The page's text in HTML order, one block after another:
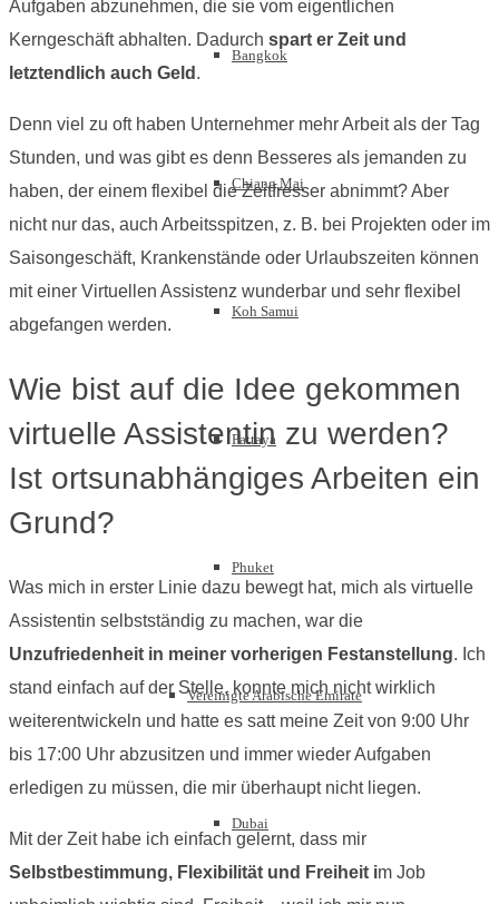
Bangkok
Chiang Mai
Koh Samui
Pattaya
Phuket
Vereinigte Arabische Emirate
Dubai
Aufgaben abzunehmen, die sie vom eigentlichen
Kerngeschäft abhalten. Dadurch spart er Zeit und
letztendlich auch Geld .
Denn viel zu oft haben Unternehmer mehr Arbeit als der Tag
Stunden, und was gibt es denn Besseres als jemanden zu
haben, der einem flexibel die Zeitfresser abnimmt? Aber
nicht nur das, auch Arbeitsspitzen, z. B. bei Projekten oder im
Saisongeschäft, Krankenstände oder Urlaubszeiten können
mit einer Virtuellen Assistenz wunderbar und sehr flexibel
abgefangen werden.⠀⠀
Wie bist auf die Idee gekommen
virtuelle Assistentin zu werden?
Ist ortsunabhängiges Arbeiten ein
Grund?
Was mich in erster Linie dazu bewegt hat, mich als virtuelle
Assistentin selbstständig zu machen, war die
Unzufriedenheit in meiner vorherigen Festanstellung. Ich
stand einfach auf der Stelle, konnte mich nicht wirklich
weiterentwickeln und hatte es satt meine Zeit von 9:00 Uhr
bis 17:00 Uhr abzusitzen und immer wieder Aufgaben
erledigen zu müssen, die mir überhaupt nicht liegen.
Mit der Zeit habe ich einfach gelernt, dass mir
Selbstbestimmung, Flexibilität und Freiheit im Job